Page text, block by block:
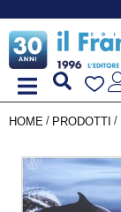
HOME / PRODOTTI /